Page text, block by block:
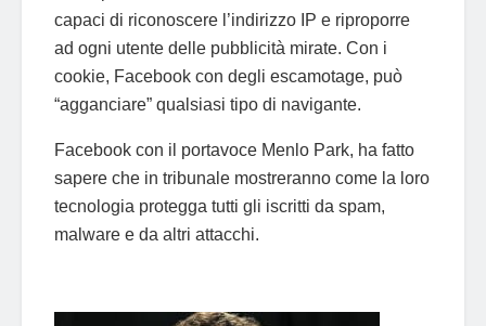
capaci di riconoscere l’indirizzo IP e riproporre
ad ogni utente delle pubblicità mirate. Con i
cookie, Facebook con degli escamotage, può
“agganciare” qualsiasi tipo di navigante.
Facebook con il portavoce Menlo Park, ha fatto
sapere che in tribunale mostreranno come la loro
tecnologia protegga tutti gli iscritti da spam,
malware e da altri attacchi.